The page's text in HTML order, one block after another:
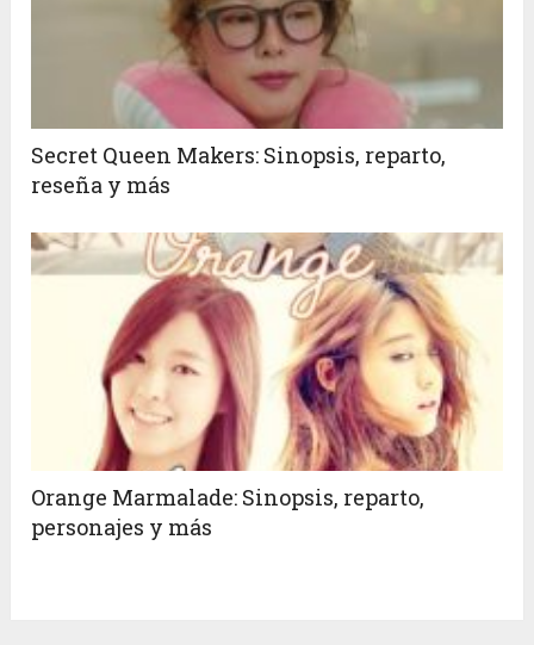
Secret Queen Makers: Sinopsis, reparto,
reseña y más
Orange Marmalade: Sinopsis, reparto,
personajes y más